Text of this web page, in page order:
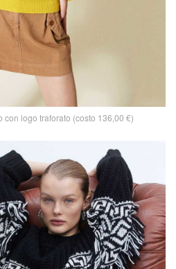
con logo traforato (costo 136,00 €)